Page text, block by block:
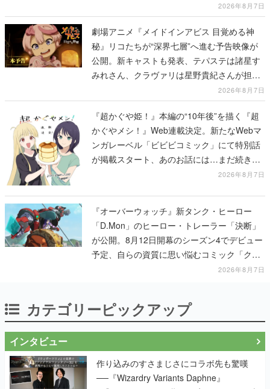
2026年8月7日
劇場アニメ『メイドインアビス 目覚める神
秘』リコたちが“深界七層”へ進む予告映像が
公開。新キャストも発表、テパステは諸星す
みれさん、クラヴァリは星野貴紀さんが担当
2026年8月7日
『超かぐや姫！』本編の“10年後”を描く『超
かぐやメシ！』Web連載決定。新たなWebマ
ンガレーベル「ビビビコミック」にて特別話
が掲載スタート、あのお話には…まだ続きが
2026年8月7日
『オーバーウォッチ』新タンク・ヒーロー
「D.Mon」のヒーロー・トレーラー「決断」
が公開。8月12日開幕のシーズン4でデビュー
予定、自らの資質に思い悩むコミック「クロ
2026年8月7日
カテゴリーピックアップ
インタビュー
作り込みのすさまじさにコラボ先も驚嘆
──『Wizardry Variants Daphne』